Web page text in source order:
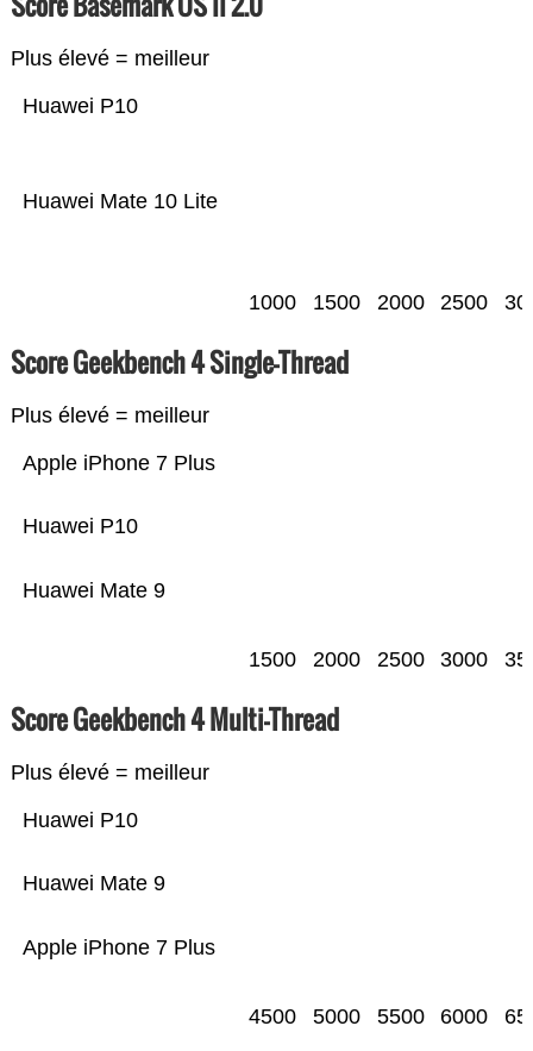
Plus élevé = meilleur
Huawei Mate 10 Lite
Huawei P10
1000 1500 2000 2500
Score Geekbench 4 Single-Thread
Plus élevé = meilleur
Huawei Mate 9
Huawei P10
Apple iPhone 7 Plus
1500 2000 2500 3000
Score Geekbench 4 Multi-Thread
Plus élevé = meilleur
Apple iPhone 7 Plus
Huawei Mate 9
Huawei P10
4500 5000 5500 6000